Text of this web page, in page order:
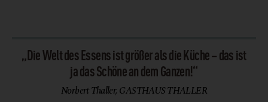
„Die Welt des Essens ist größer als die Küche – das ist
ja das Schöne an dem Ganzen!“
Norbert Thaller, GASTHAUS THALLER